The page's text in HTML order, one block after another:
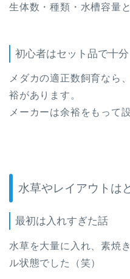
生体数・種類・水槽容量
初心者はセット品で十
メダカの適正数飼育なら
裕があります。
メーカーは余裕をもって
水草やレイアウトは
最初は入れすぎた話
水草を大量に入れ、素焼
ル状態でした（笑）